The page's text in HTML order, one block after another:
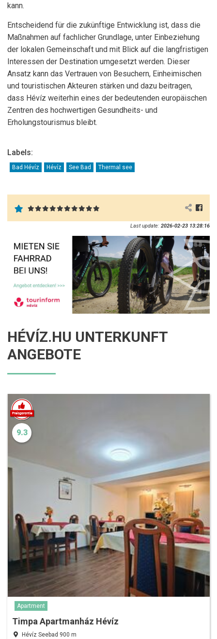
kann.
Entscheidend für die zukünftige Entwicklung ist, dass die
Maßnahmen auf fachlicher Grundlage, unter Einbeziehung
der lokalen Gemeinschaft und mit Blick auf die langfristigen
Interessen der Destination umgesetzt werden. Dieser
Ansatz kann das Vertrauen von Besuchern, Einheimischen
und touristischen Akteuren stärken und dazu beitragen,
dass Hévíz weiterhin eines der bedeutenden europäischen
Zentren des hochwertigen Gesundheits- und
Erholungstourismus bleibt.
Labels:
Bad Hévíz Hévíz See Bad Thermal see
Last update: 2026-02-23 13:28:16
HÉVÍZ.HU UNTERKUNFT
ANGEBOTE
9.3
Apartment
Timpa Apartmanház Hévíz
Hévíz Seebad 900 m